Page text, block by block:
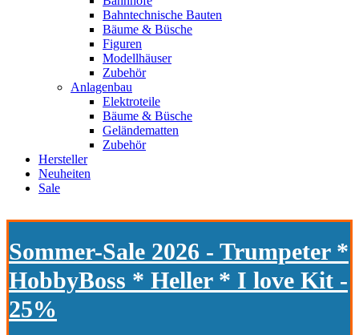
Bahntechnische Bauten
Bäume & Büsche
Figuren
Modellhäuser
Zubehör
Anlagenbau
Elektroteile
Bäume & Büsche
Geländematten
Zubehör
Hersteller
Neuheiten
Sale
Sommer-Sale 2026 - Trumpeter *
HobbyBoss * Heller * I love Kit -
25%